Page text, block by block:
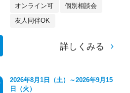
オンライン可 個別相談会
友人同伴OK
詳しくみる
2026年8月1日（土）～2026年9月15
日（火）